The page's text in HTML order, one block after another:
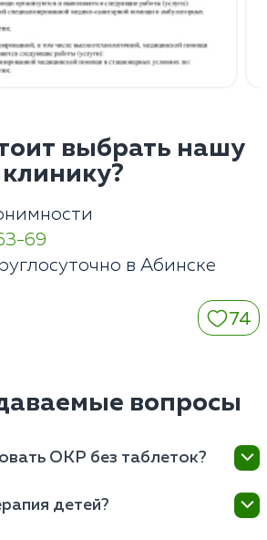
выбрать нашу
клинику?
69
в Абинске
74
вопросы
ОКР без таблеток?
обмена мозга изолированная
детей?